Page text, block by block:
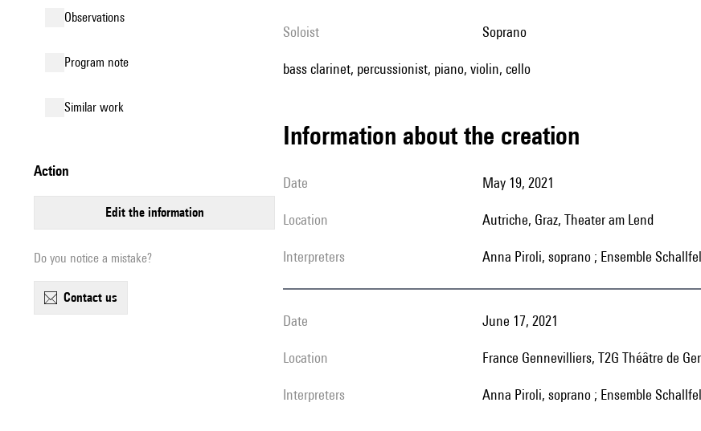
observations
Program note
similar work
action
edit the information
Do you notice a mistake?
contact us
Soloist soprano
bass clarinet, percussionist, piano, violin, cello
information about the creation
date May 19, 2021
location Autriche, Graz, Theater am Lend
interpreters Anna Piroli, soprano ; Ensemble
date June 17, 2021
location France Gennevilliers, T2G Théâtre de
interpreters Anna Piroli, soprano ; Ensemble